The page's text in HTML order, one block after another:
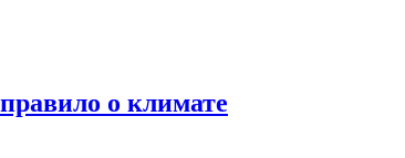
о климате